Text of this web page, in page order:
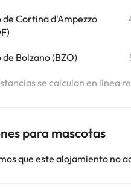
Cortina d'Ampezzo
Bolzano (BZO)
se calculan en línea
para mascotas
que este alojamiento no